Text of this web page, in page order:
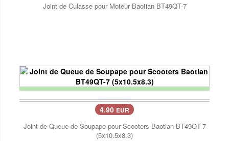
Joint de Culasse pour Moteur Baotian BT49QT-7
4.90 EUR
Joint de Queue de Soupape pour Scooters Baotian BT49QT-7
(5x10.5x8.3)